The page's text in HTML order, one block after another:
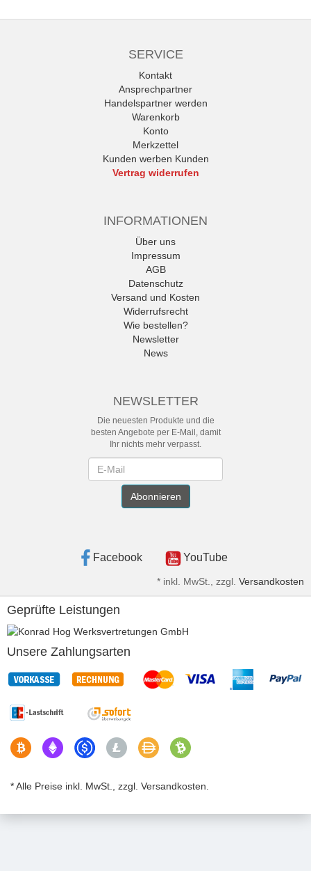
SERVICE
Kontakt
Ansprechpartner
Handelspartner werden
Warenkorb
Konto
Merkzettel
Kunden werben Kunden
Vertrag widerrufen
INFORMATIONEN
Über uns
Impressum
AGB
Datenschutz
Versand und Kosten
Widerrufsrecht
Wie bestellen?
Newsletter
News
NEWSLETTER
Die neuesten Produkte und die
besten Angebote per E-Mail, damit
Ihr nichts mehr verpasst.
Abonnieren
Facebook YouTube
* inkl. MwSt., zzgl. Versandkosten
Geprüfte Leistungen
Unsere Zahlungsarten
* Alle Preise inkl. MwSt., zzgl. Versandkosten.